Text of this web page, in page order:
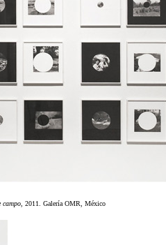
campo, 2011. Galería OMR, México